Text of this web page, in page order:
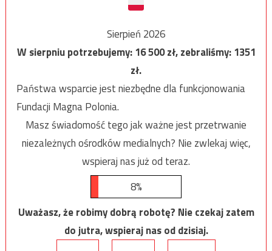
Sierpień 2026
W sierpniu potrzebujemy:16 500zł, zebraliśmy:1351
zł.
Państwa wsparcie jest niezbędne dla funkcjonowania
Fundacji Magna Polonia.
Masz świadomość tego jak ważne jest przetrwanie
niezależnych ośrodków medialnych? Nie zwlekaj więc,
wspieraj nas już od teraz.
8%
Uważasz, że robimy dobrą robotę? Nie czekaj zatem
do jutra, wspieraj nas od dzisiaj.